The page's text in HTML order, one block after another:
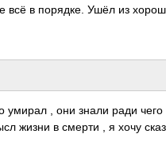
в поря­дке. Ушёл из
, они знали ради
жизни в смерти , я хочу